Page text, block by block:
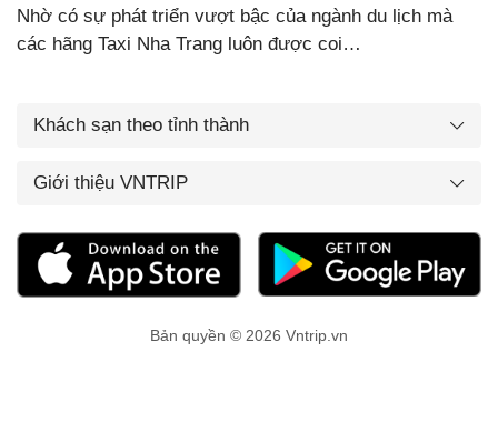
Nhờ có sự phát triển vượt bậc của ngành du lịch mà
các hãng Taxi Nha Trang luôn được coi…
Khách sạn theo tỉnh thành
Giới thiệu VNTRIP
Bản quyền © 2026 Vntrip.vn